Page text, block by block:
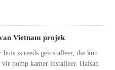
Vietnam projek
is reeds geïnstalleer, die kon
pomp kamer installeer. Haisan